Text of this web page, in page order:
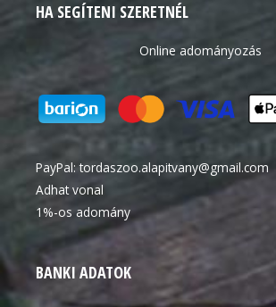
HA SEGÍTENI SZERETNÉL
Online adományozás
PayPal:tordaszoo.alapitvany@gmail.com
Adhat vonal
1%-os adomány
BANKI ADATOK